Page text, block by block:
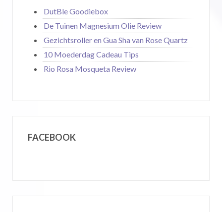
DutBle Goodiebox
De Tuinen Magnesium Olie Review
Gezichtsroller en Gua Sha van Rose Quartz
10 Moederdag Cadeau Tips
Rio Rosa Mosqueta Review
FACEBOOK